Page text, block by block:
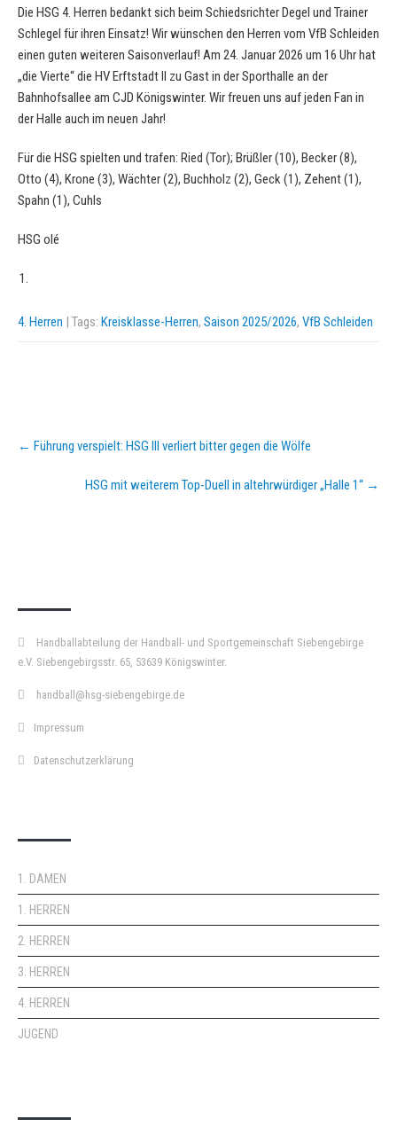
Die HSG 4. Herren bedankt sich beim Schiedsrichter Degel und Trainer
Schlegel für ihren Einsatz! Wir wünschen den Herren vom VfB Schleiden
einen guten weiteren Saisonverlauf! Am 24. Januar 2026 um 16 Uhr hat
„die Vierte“ die HV Erftstadt II zu Gast in der Sporthalle an der
Bahnhofsallee am CJD Königswinter. Wir freuen uns auf jeden Fan in
der Halle auch im neuen Jahr!
Für die HSG spielten und trafen: Ried (Tor); Brüßler (10), Becker (8),
Otto (4), Krone (3), Wächter (2), Buchholz (2), Geck (1), Zehent (1),
Spahn (1), Cuhls
HSG olé
4. Herren | Tags: Kreisklasse-Herren, Saison 2025/2026, VfB Schleiden
Post
navigation
← Führung verspielt: HSG III verliert bitter gegen die Wölfe
HSG mit weiterem Top-Duell in altehrwürdiger „Halle 1“ →
Handballabteilung der Handball- und Sportgemeinschaft Siebengebirge
e.V. Siebengebirgsstr. 65, 53639 Königswinter.
handball@hsg-siebengebirge.de
Impressum
Datenschutzerklärung
1. DAMEN
1. HERREN
2. HERREN
3. HERREN
4. HERREN
JUGEND